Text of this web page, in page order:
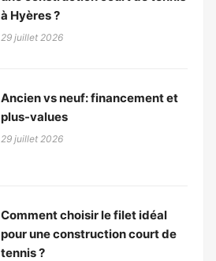
à Hyères ?
29 juillet 2026
Ancien vs neuf: financement et
plus-values
29 juillet 2026
Comment choisir le filet idéal
pour une construction court de
tennis ?